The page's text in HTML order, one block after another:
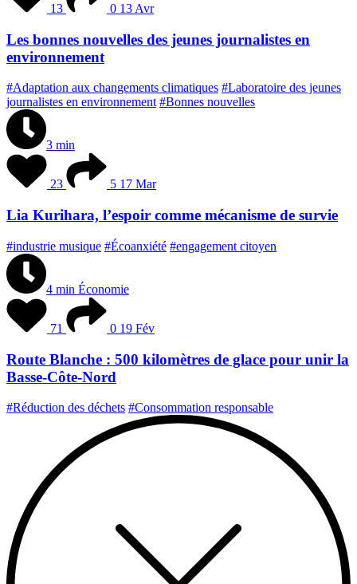
13 0 13 Avr
Les bonnes nouvelles des jeunes journalistes en
environnement
#Adaptation aux changements climatiques #Laboratoire des jeunes
journalistes en environnement #Bonnes nouvelles
3 min
23 5 17 Mar
Lia Kurihara, l’espoir comme mécanisme de survie
#industrie musique #Écoanxiété #engagement citoyen
4 min Économie
71 0 19 Fév
Route Blanche : 500 kilomètres de glace pour unir la
Basse-Côte-Nord
#Réduction des déchets #Consommation responsable